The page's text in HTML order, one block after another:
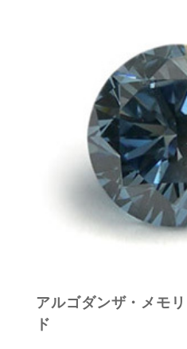
アルゴダンザ・メモ
ド